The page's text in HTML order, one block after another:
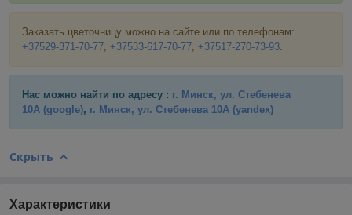
Заказать цветочницу можно на сайте или по телефонам:
+37529-371-70-77 +37533-617-70-77 +37517-270-73-93
Нас можно найти по адресу : г. Минск, ул. Стебенева
10А (google), г. Минск, ул. Стебенева 10А (yandex)
Скрыть
Характеристики